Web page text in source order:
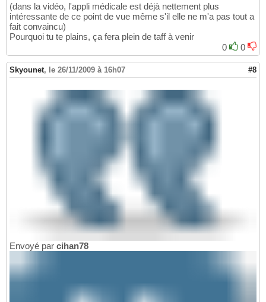
(dans la vidéo, l'appli médicale est déjà nettement plus
intéressante de ce point de vue même s'il elle ne m'a pas tout a
fait convaincu)
Pourquoi tu te plains, ça fera plein de taff à venir
0
0
Skyounet, le 26/11/2009 à 16h07 #8
Envoyé par cihan78